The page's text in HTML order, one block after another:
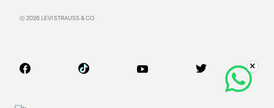
© 2026 LEVI STRAUSS & CO